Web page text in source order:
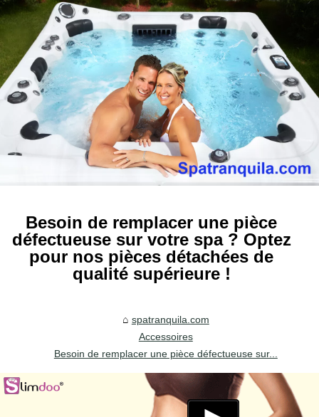
Besoin de remplacer une pièce
défectueuse sur votre spa ? Optez
pour nos pièces détachées de
qualité supérieure !
spatranquila.com
Accessoires
Besoin de remplacer une pièce défectueuse sur...